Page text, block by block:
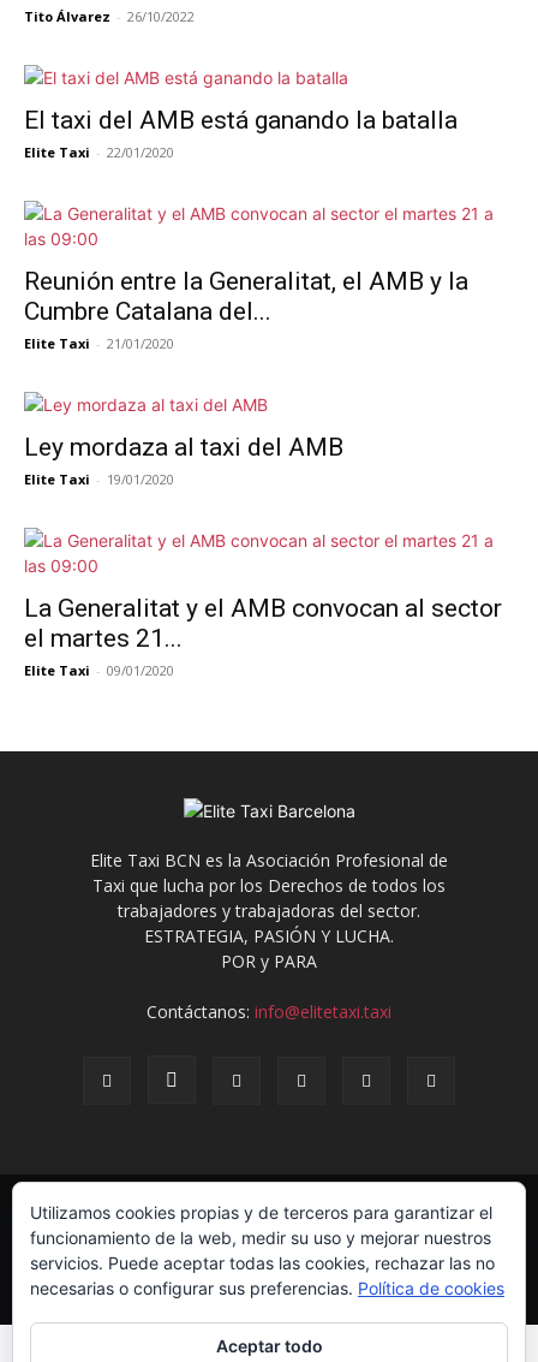
Tito Álvarez - 26/10/2022
El taxi del AMB está ganando la batalla
Elite Taxi - 22/01/2020
Reunión entre la Generalitat, el AMB y la
Cumbre Catalana del...
Elite Taxi - 21/01/2020
Ley mordaza al taxi del AMB
Elite Taxi - 19/01/2020
La Generalitat y el AMB convocan al sector
el martes 21...
Elite Taxi - 09/01/2020
Elite Taxi BCN es la Asociación Profesional de
Taxi que lucha por los Derechos de todos los
trabajadores y trabajadoras del sector.
ESTRATEGIA, PASIÓN Y LUCHA.
POR y PARA
Contáctanos: info@elitetaxi.taxi
Elite Jurídica Elite Social El Avispero
Política de Privacidad
Aviso Legal
Formulario de Baja
Eliminación de datos
Estatutos
© EliteTaxi.taxi | Sitio Construido porTimisDesign.com
Utilizamos cookies propias y de terceros para garantizar el
funcionamiento de la web, medir su uso y mejorar nuestros
servicios. Puede aceptar todas las cookies, rechazar las no
necesarias o configurar sus preferencias. Política de cookies
Aceptar todo